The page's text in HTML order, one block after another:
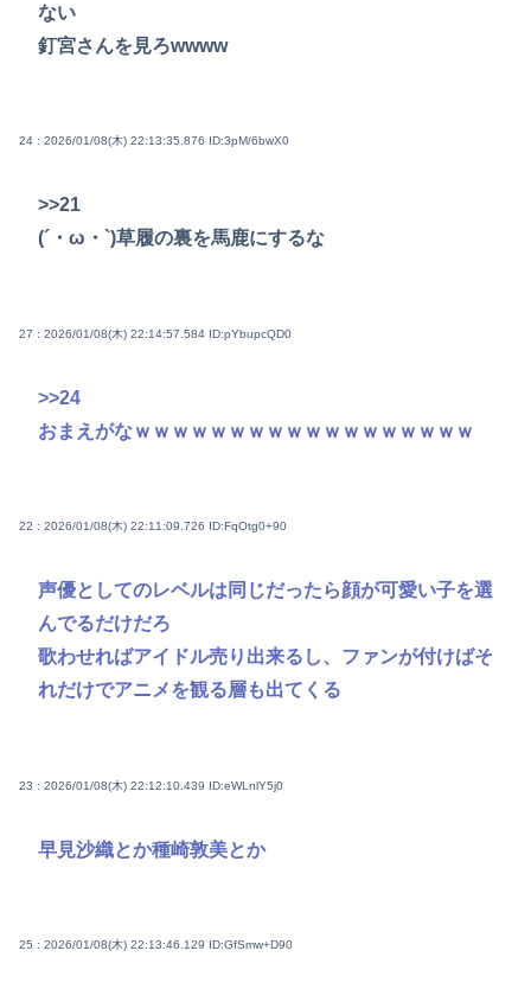
ない
釘宮さんを見ろwwww
24 : 2026/01/08(木) 22:13:35.876 ID:3pM/6bwX0
>>21
(´・ω・`)草履の裏を馬鹿にするな
27 : 2026/01/08(木) 22:14:57.584 ID:pYbupcQD0
>>24
おまえがなｗｗｗｗｗｗｗｗｗｗｗｗｗｗｗｗｗｗ
22 : 2026/01/08(木) 22:11:09.726 ID:FqOtg0+90
声優としてのレベルは同じだったら顔が可愛い子を選
んでるだけだろ
歌わせればアイドル売り出来るし、ファンが付けばそ
れだけでアニメを観る層も出てくる
23 : 2026/01/08(木) 22:12:10.439 ID:eWLnlY5j0
早見沙織とか種崎敦美とか
25 : 2026/01/08(木) 22:13:46.129 ID:GfSmw+D90